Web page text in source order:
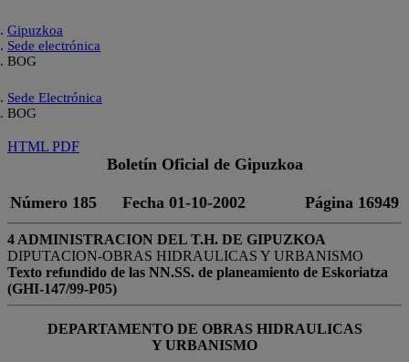
Gipuzkoa
Sede electrónica
BOG
Sede Electrónica
BOG
HTML PDF
Boletín Oficial de Gipuzkoa
Número 185 Fecha 01-10-2002 Página 16949
4 ADMINISTRACION DEL T.H. DE GIPUZKOA
DIPUTACION-OBRAS HIDRAULICAS Y URBANISMO
Texto refundido de las NN.SS. de planeamiento de Eskoriatza
(GHI-147/99-P05)
DEPARTAMENTO DE OBRAS HIDRAULICAS
Y URBANISMO